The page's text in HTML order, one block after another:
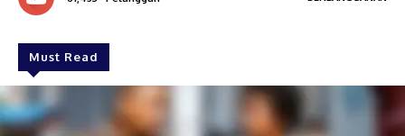
Must Read